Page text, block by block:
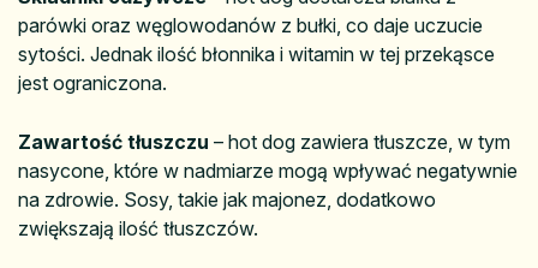
parówki oraz węglowodanów z bułki, co daje uczucie
sytości. Jednak ilość błonnika i witamin w tej przekąsce
jest ograniczona.
Zawartość tłuszczu – hot dog zawiera tłuszcze, w tym
nasycone, które w nadmiarze mogą wpływać negatywnie
na zdrowie. Sosy, takie jak majonez, dodatkowo
zwiększają ilość tłuszczów.